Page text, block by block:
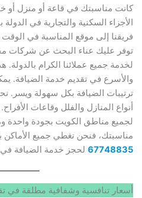
كانت مناسبتك في قاعة أو منزل أو
الأجزاء السكنية والتجارية في
فريقنا إلى موقع المناسبة في الوقت
توفر عليك عناء البحث عن شركات
لخدمة جميع عملائنا الكرام بالدولة.
والأسرع في تقديم خدمة الضيافة.
ترتيبات الضيافة بكل سهولة ويسر.
أنواع المنازل والفلل وقاعات الأفراح.
لجميع مناطق الكويت بجودة واحدة
مناسبتك، فنحن نغطي جميع الأماكن
67748835 لحجز خدمة الضيافة في
أسعار تنافسية وشفافية مطلقة في